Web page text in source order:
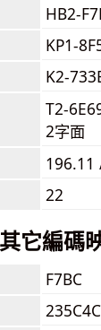
HB2-
KP1-
K2-
T2-
2字面
196.11
22
它編碼
F7BC
235C4C